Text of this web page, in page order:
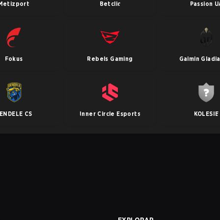
Betclic Passion
Fokus Rebels Gaming Gaimin
CS Inner Circle Esports KOLESIE